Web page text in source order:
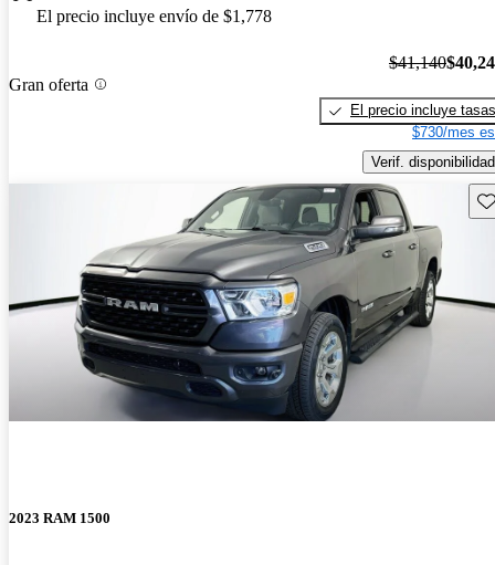
El precio incluye envío de $1,778
Gran oferta
$41,140
El precio incluye tasas
$730/mes
Verif. disponibilidad
2023 RAM 1500